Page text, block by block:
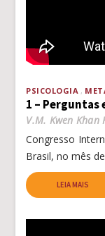
PSICOLOGIA
1 – Perguntas
V.M. Kwen Khan
Congresso
Brasil, no mês
LEIA MAIS